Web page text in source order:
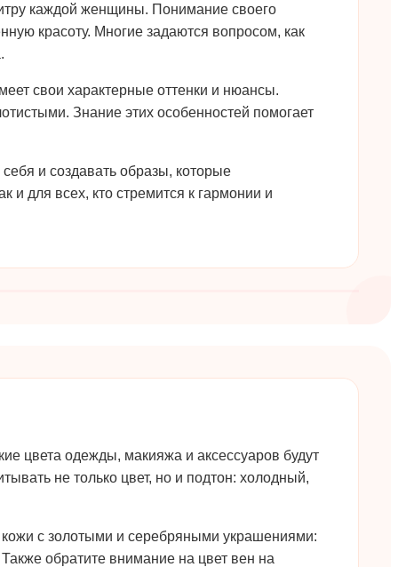
каждой женщины. Понимание своего
красоту. Многие задаются вопросом, как
свои характерные оттенки и нюансы.
Знание этих особенностей помогает
и создавать образы, которые
и для всех, кто стремится к гармонии и
цвета одежды, макияжа и аксессуаров будут
не только цвет, но и подтон: холодный,
кожи с золотыми и серебряными украшениями:
обратите внимание на цвет вен на